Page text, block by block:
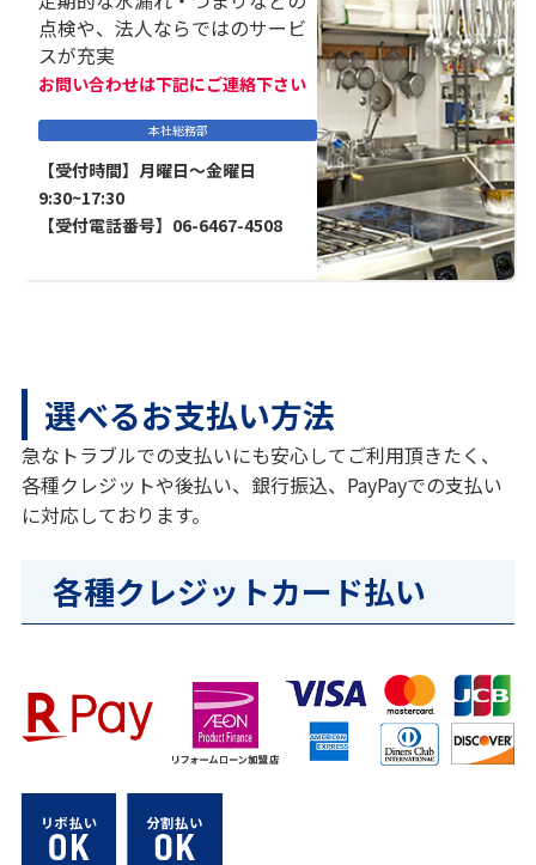
点検や、法人ならではのサービ
スが充実
お問い合わせは下記にご連絡下さい
本社総務部
【受付時間】月曜日～金曜日
9:30~17:30
【受付電話番号】06-6467-4508
選べるお支払い方法
急なトラブルでの支払いにも安心してご利用頂きたく、
各種クレジットや後払い、銀行振込、PayPayでの支払い
に対応しております。
各種クレジットカード払い